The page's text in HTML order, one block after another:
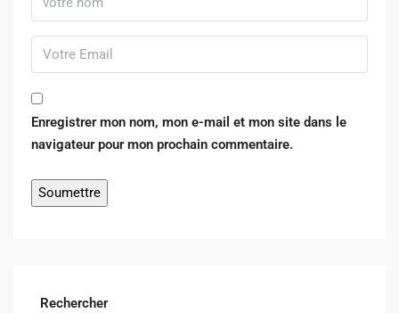
Enregistrer mon nom, mon e-mail et mon site dans le
navigateur pour mon prochain commentaire.
Rechercher